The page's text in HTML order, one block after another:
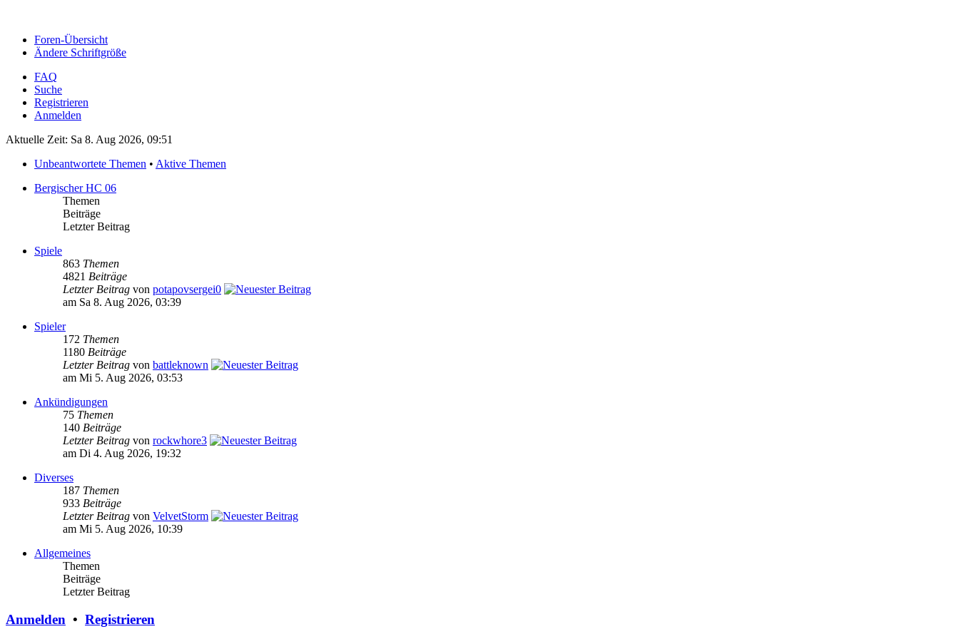
Foren-Übersicht
Ändere Schriftgröße
FAQ
Suche
Registrieren
Anmelden
Aktuelle Zeit: Sa 8. Aug 2026, 09:51
Unbeantwortete Themen • Aktive Themen
Bergischer HC 06
Themen
Beiträge
Letzter Beitrag
Spiele
863 Themen
4821 Beiträge
Letzter Beitrag von potapovsergei0
am Sa 8. Aug 2026, 03:39
Spieler
172 Themen
1180 Beiträge
Letzter Beitrag von battleknown
am Mi 5. Aug 2026, 03:53
Ankündigungen
75 Themen
140 Beiträge
Letzter Beitrag von rockwhore3
am Di 4. Aug 2026, 19:32
Diverses
187 Themen
933 Beiträge
Letzter Beitrag von VelvetStorm
am Mi 5. Aug 2026, 10:39
Allgemeines
Themen
Beiträge
Letzter Beitrag
Anmelden • Registrieren